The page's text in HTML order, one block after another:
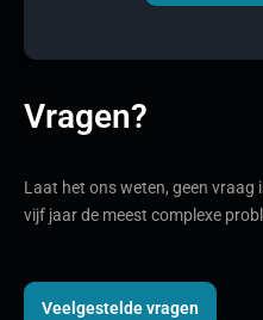
Vragen?
Laat het ons weten, geen vraag
vijf jaar de meest complexe
Veelgestelde vragen